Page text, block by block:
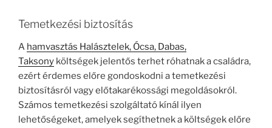
Temetkezési biztosítás
A hamvasztás Halásztelek, Ócsa, Dabas,
Taksony költségek jelentős terhet róhatnak a családra,
ezért érdemes előre gondoskodni a temetkezési
biztosításról vagy előtakarékossági megoldásokról.
Számos temetkezési szolgáltató kínál ilyen
lehetőségeket, amelyek segíthetnek a költségek előre